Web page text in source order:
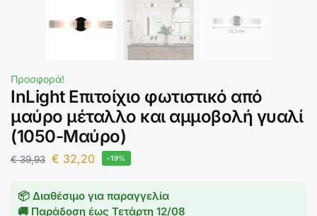
Προσφορά!
InLight Επιτοίχιο φωτιστικό από
μαύρο μέταλλο και αμμοβολή γυαλί
(1050-Μαύρο)
€39,93 € 32,20 -19%
📦 Διαθέσιμο για παραγγελία
🚚 Παράδοση έως Τετάρτη 12/08